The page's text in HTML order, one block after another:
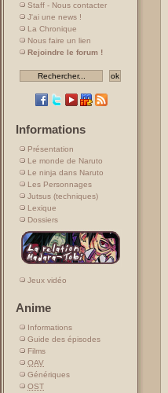
Staff - Nous contacter
J'ai une news !
La Chronique
Nous faire un lien
Rejoindre le forum !
Informations
Présentation
Le monde de Naruto
Le ninja dans Naruto
Les Personnages
Jutsus (techniques)
Lexique
Dossiers
Jeux vidéo
Anime
Informations
Guide des épisodes
Films
OAV
Génériques
OST